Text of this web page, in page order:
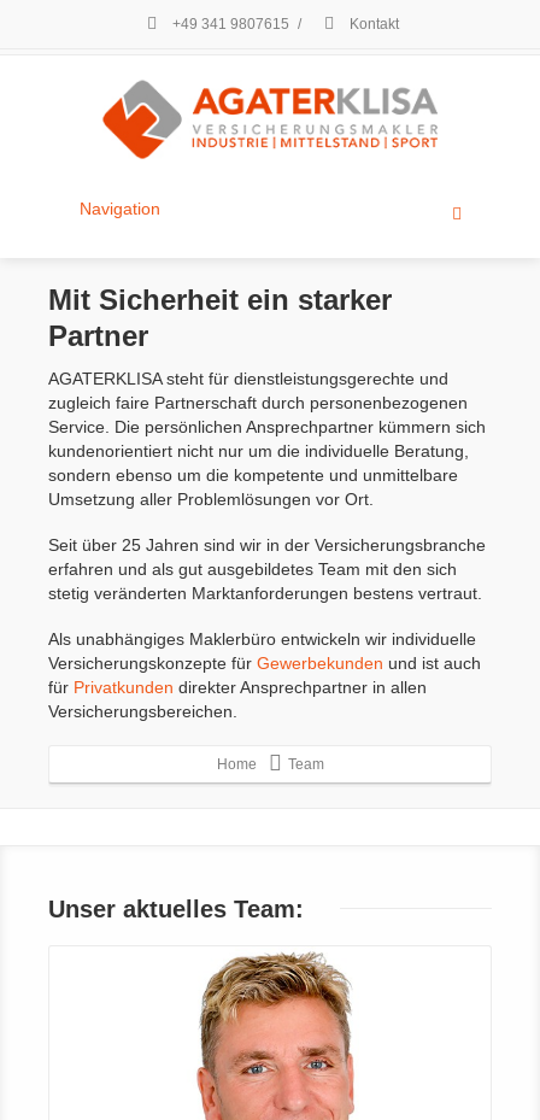
+49 341 9807615 / Kontakt
Navigation
Mit Sicherheit ein starker
Partner
AGATERKLISA steht für dienstleistungsgerechte und
zugleich faire Partnerschaft durch personenbezogenen
Service. Die persönlichen Ansprechpartner kümmern sich
kundenorientiert nicht nur um die individuelle Beratung,
sondern ebenso um die kompetente und unmittelbare
Umsetzung aller Problemlösungen vor Ort.
Seit über 25 Jahren sind wir in der Versicherungsbranche
erfahren und als gut ausgebildetes Team mit den sich
stetig veränderten Marktanforderungen bestens vertraut.
Als unabhängiges Maklerbüro entwickeln wir individuelle
Versicherungskonzepte für Gewerbekunden und ist auch
für Privatkunden direkter Ansprechpartner in allen
Versicherungsbereichen.
Home Team
Unser aktuelles Team: